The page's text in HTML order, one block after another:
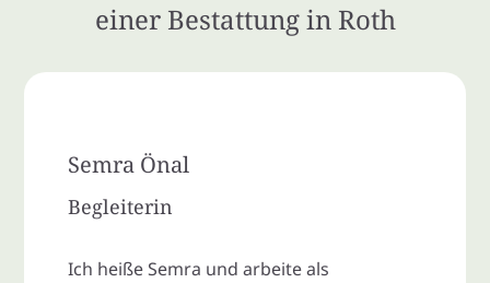
einer Bestattung in Roth
Semra Önal
Begleiterin
Ich heiße Semra und arbeite als